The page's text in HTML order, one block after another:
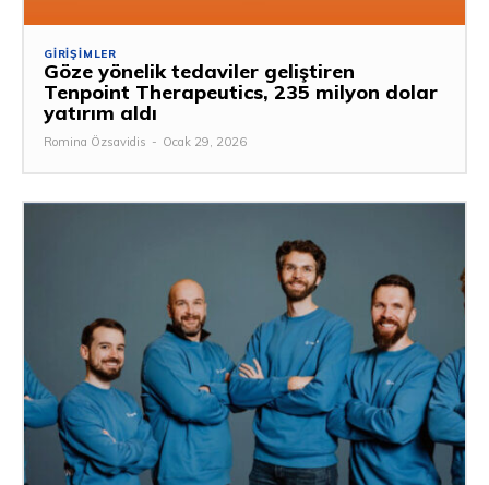
GIRIŞIMLER
Göze yönelik tedaviler geliştiren
Tenpoint Therapeutics, 235 milyon dolar
yatırım aldı
Romina Özsavidis - Ocak 29, 2026